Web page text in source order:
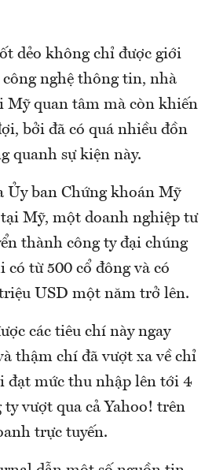
dẻo không chỉ được giới
nghệ thông tin, nhà
Mỹ quan tâm mà còn khiến
bởi đã có quá nhiều đồn
quanh sự kiện này.
Ủy ban Chứng khoán Mỹ
Mỹ, một doanh nghiệp tư
thành công ty đại chúng
từ 500 cổ đông và có
USD một năm trở lên.
các tiêu chí này ngay
thậm chí đã vượt xa về chỉ
đạt mức thu nhập lên tới 4
vượt qua cả Yahoo! trên
trực tuyến.